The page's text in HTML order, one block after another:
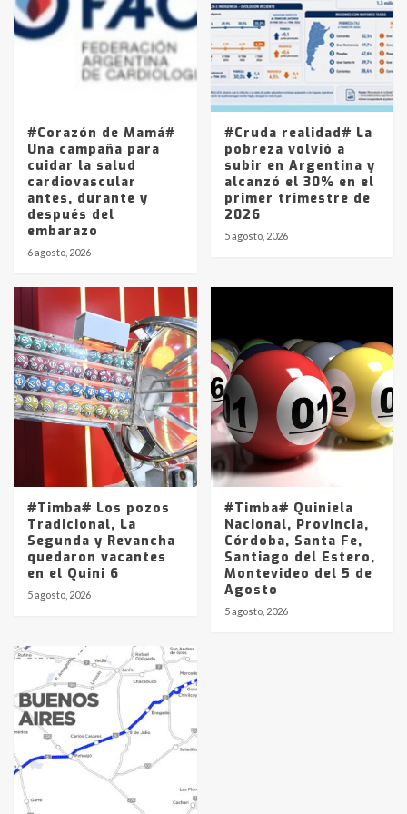
4
Los precios de los combustibles en
La Pampa, desde YPF hasta Axion
entre 857 a 1338 pesos
#Corazón de Mamá#
Una campaña para
cuidar la salud
cardiovascular
antes, durante y
después del
embarazo
6 agosto, 2026
#Cruda realidad# La
pobreza volvió a
subir en Argentina y
alcanzó el 30% en el
primer trimestre de
2026
5 agosto, 2026
#Timba# Los pozos
Tradicional, La
Segunda y Revancha
quedaron vacantes
en el Quini 6
5 agosto, 2026
#Timba# Quiniela
Nacional, Provincia,
Córdoba, Santa Fe,
Santiago del Estero,
Montevideo del 5 de
Agosto
5 agosto, 2026